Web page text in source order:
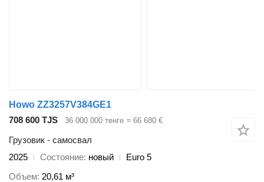
Howo ZZ3257V384GE1
708 600 TJS
36 000 000 тенге ≈ 66 680 €
Грузовик - самосвал
2025
Состояние новый
Euro 5
Объем 20,61 м³